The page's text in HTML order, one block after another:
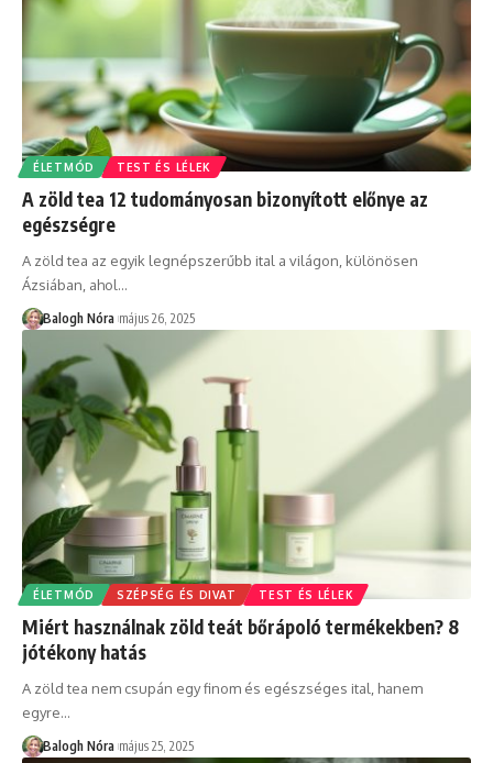
ÉLETMÓD TEST ÉS LÉLEK
A zöld tea 12 tudományosan bizonyított előnye az
egészségre
A zöld tea az egyik legnépszerűbb ital a világon, különösen
Ázsiában, ahol…
Balogh Nóra május 26, 2025
ÉLETMÓD SZÉPSÉG ÉS DIVAT TEST ÉS LÉLEK
Miért használnak zöld teát bőrápoló termékekben? 8
jótékony hatás
A zöld tea nem csupán egy finom és egészséges ital, hanem
egyre…
Balogh Nóra május 25, 2025